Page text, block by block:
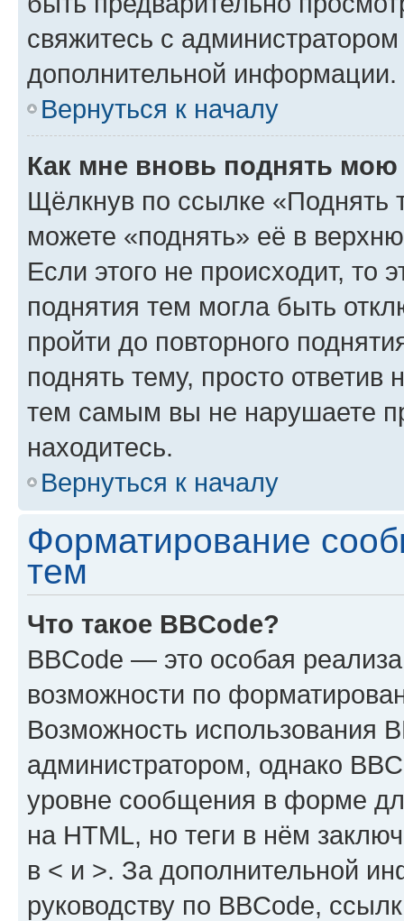
свяжитесь с
дополнительной информации.
Вернуться к началу
Как мне вновь поднять мою
Щёлкнув по ссылке «Поднять
можете «поднять» её в
Если этого не происходит, то
поднятия тем могла быть
пройти до повторного
поднять тему, просто ответив
тем самым вы не нарушаете
находитесь.
Вернуться к началу
Форматирование
тем
Что такое BBCode?
BBCode — это особая
возможности по
Возможность использования
администратором, однако
уровне сообщения в форме
на HTML, но теги в нём
в < и >. За дополнительной
руководству по BBCode,